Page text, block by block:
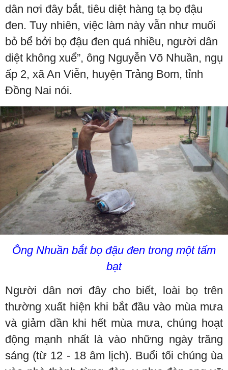
dân nơi đây bắt, tiêu diệt hàng tạ bọ đậu
đen. Tuy nhiên, việc làm này vẫn như muối
bỏ bể bởi bọ đậu đen quá nhiều, người dân
diệt không xuể”, ông Nguyễn Võ Nhuần, ngụ
ấp 2, xã An Viễn, huyện Trảng Bom, tỉnh
Đồng Nai nói.
Ông Nhuần bắt bọ đậu đen trong một tấm
bạt
Người dân nơi đây cho biết, loài bọ trên
thường xuất hiện khi bắt đầu vào mùa mưa
và giảm dần khi hết mùa mưa, chúng hoạt
động mạnh nhất là vào những ngày trăng
sáng (từ 12 - 18 âm lịch). Buổi tối chúng ùa